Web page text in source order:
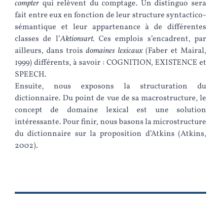
compter qui relèvent du comptage. Un distinguo sera
fait entre eux en fonction de leur structure syntactico-
sémantique et leur appartenance à de différentes
classes de l’Aktionsart. Ces emplois s’encadrent, par
ailleurs, dans trois domaines lexicaux (Faber et Mairal,
1999) différents, à savoir : COGNITION, EXISTENCE et
SPEECH.
Ensuite, nous exposons la structuration du
dictionnaire. Du point de vue de sa macrostructure, le
concept de domaine lexical est une solution
intéressante. Pour finir, nous basons la microstructure
du dictionnaire sur la proposition d’Atkins (Atkins,
2002).